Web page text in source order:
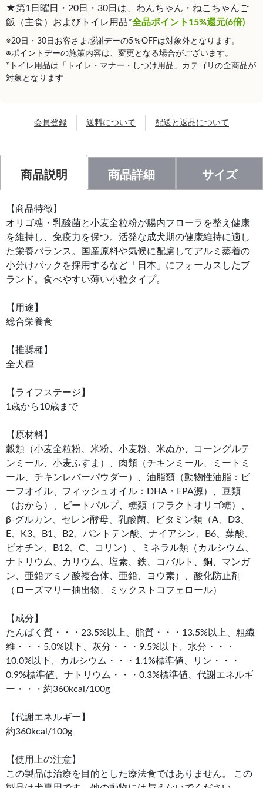
★第1日曜日・20日・30日は、わんちゃん・ねこちゃんご
飯（主食）およびトイレ用品*全品ポイント15%還元(6倍)
※20日・30日お客さま感謝デーの5％OFFは対象外となります。
※ポイントデーの施策内容は、変更となる場合がございます。
*トイレ用品は「トイレ・マナー・しつけ用品」カテゴリの全商品が
対象となります
会員登録 送料について 配送と返品について
商品説明 商品詳細 サイズ
【商品特徴】
オリゴ糖・乳酸菌と小麦全粒粉が腸内フローラを整え健康
を維持し、免疫力を保つ。活発な成犬期の健康維持に適し
た栄養バランス。国産原料や気候に配慮してアルミ蒸着の
小分けパックを採用するなど「日本」にフォーカスしたブ
ランド。食べやすい薄い小粒タイプ。
【用途】
総合栄養食
【推奨種】
全犬種
【ライフステージ】
1歳から10歳まで
【原材料】
穀類（小麦全粒粉、米粉、小麦粉、米ぬか、コーングルテ
ンミール、小麦ふすま）、肉類（チキンミール、ミートミ
ール、チキンレバーパウダー）、油脂類（動物性油脂：ビ
ーフオイル、フィッシュオイル：DHA・EPA源）、豆類
（おから）、ビートパルプ、糖類（フラクトオリゴ糖）、
β-グルカン、セレン酵母、乳酸菌、ビタミン類（A、D3、
E、K3、B1、B2、パントテン酸、ナイアシン、B6、葉酸、
ビオチン、B12、C、コリン）、ミネラル類（カルシウム、
ナトリウム、カリウム、塩素、鉄、コバルト、銅、マンガ
ン、亜鉛アミノ酸複合体、亜鉛、ヨウ素）、酸化防止剤
（ローズマリー抽出物、ミックストコフェロール）
【成分】
たんぱく質・・・23.5%以上、脂質・・・13.5%以上、粗繊
維・・・5.0%以下、灰分・・・9.5%以下、水分・・・
10.0%以下、カルシウム・・・1.1%標準値、リン・・・
0.9%標準値、ナトリウム・・・0.3%標準値、代謝エネルギ
ー・・・約360kcal/100g
【代謝エネルギー】
約360kcal/100g
【使用上の注意】
この製品は治療を目的とした療法食ではありません。 この